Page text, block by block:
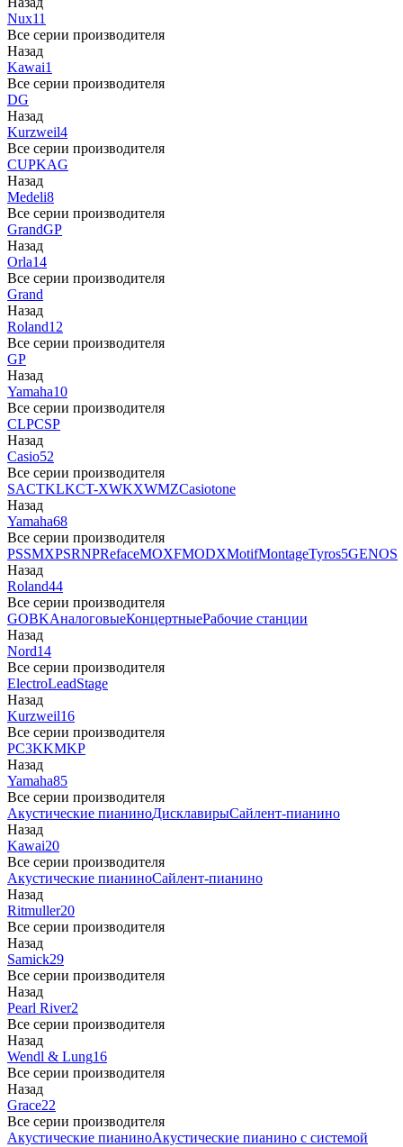
Nux11
Все серии производителя
Назад
Kawai1
Все серии производителя
DG
Назад
Kurzweil4
Все серии производителя
CUPKAG
Назад
Medeli8
Все серии производителя
GrandGP
Назад
Orla14
Все серии производителя
Grand
Назад
Roland12
Все серии производителя
GP
Назад
Yamaha10
Все серии производителя
CLPCSP
Назад
Casio52
Все серии производителя
SACTKLKCT-XWKXWMZCasiotone
Назад
Yamaha68
Все серии производителя
PSSMXPSRNPRefaceMOXFMODXMotifMontageTyros5GENOS
Назад
Roland44
Все серии производителя
GOBKАналоговыеКонцертныеРабочие станции
Назад
Nord14
Все серии производителя
ElectroLeadStage
Назад
Kurzweil16
Все серии производителя
PC3KKMKP
Назад
Yamaha85
Все серии производителя
Акустические пианиноДисклавирыСайлент-пианино
Назад
Kawai20
Все серии производителя
Акустические пианиноСайлент-пианино
Назад
Ritmuller20
Все серии производителя
Назад
Samick29
Все серии производителя
Назад
Pearl River2
Все серии производителя
Назад
Wendl & Lung16
Все серии производителя
Назад
Grace22
Все серии производителя
Акустические пианиноАкустические пианино с системой